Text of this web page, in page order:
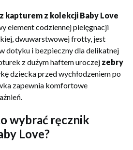
kapturem z kolekcji Baby Love
element codziennej pielęgnacji
dwuwarstwowej frotty, jest
dotyku i bezpieczny dla delikatnej
z dużym haftem uroczej zebry
dziecka przed wychłodzeniem po
zapewnia komfortowe
wybrać ręcznik
Love?